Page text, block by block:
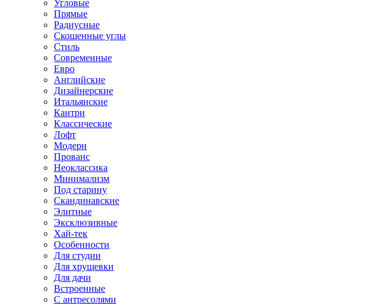
Угловые
Прямые
Радиусные
Скошенные углы
Стиль
Современные
Евро
Английские
Дизайнерские
Итальянские
Кантри
Классические
Лофт
Модерн
Прованс
Неоклассика
Минимализм
Под старину
Скандинавские
Элитные
Эксклюзивные
Хай-тек
Особенности
Для студии
Для хрущевки
Для дачи
Встроенные
С антресолями